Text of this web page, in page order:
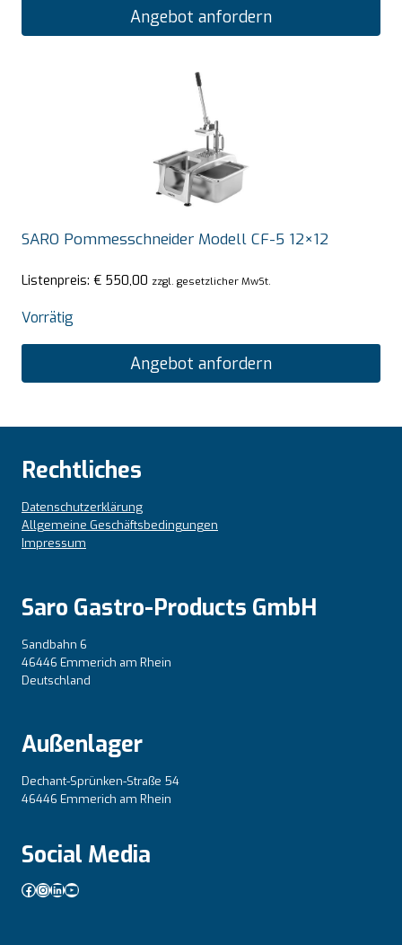
Angebot anfordern
SARO Pommesschneider Modell CF-5 12×12
Listenpreis: € 550,00 zzgl. gesetzlicher MwSt.
Vorrätig
Angebot anfordern
Rechtliches
Datenschutzerklärung
Allgemeine Geschäftsbedingungen
Impressum
Saro Gastro-Products GmbH
Sandbahn 6
46446 Emmerich am Rhein
Deutschland
Außenlager
Dechant-Sprünken-Straße 54
46446 Emmerich am Rhein
Social Media
Facebook
Instagram
LinkedIn
YouTube